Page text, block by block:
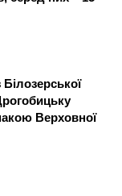
Верховної